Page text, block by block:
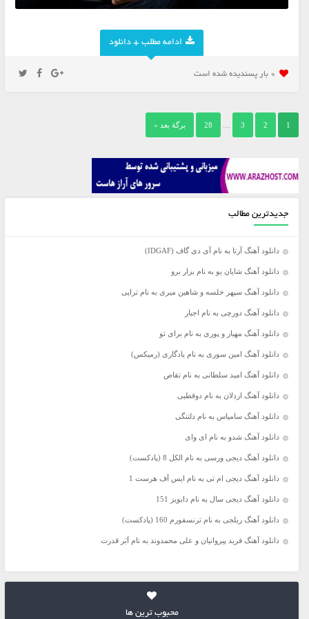
ادامه مطلب + دانلود
0 بار پسنديده شده است
1
2
3
28 برگهٔ بعد »
جدیدترین مطالب
دانلود آهنگ آرتا به نام آی دی گاف (IDGAF)
دانلود آهنگ شایان یو به نام بزار برو
دانلود آهنگ سپهر خلسه و شاهین میری به نام تراپی
دانلود آهنگ دورچی به نام اجبار
دانلود آهنگ مهیار و پوری به نام برای تو
دانلود آهنگ امین سوری به نام یادگاری (رمیکس)
دانلود آهنگ امید سلطانی به نام تقاص
دانلود آهنگ اردلان به نام دوقطبی
دانلود آهنگ سامیاس به نام دلتنگی
دانلود آهنگ شدو به نام ای وای
دانلود آهنگ دیجی ورسی به نام الکل 8 (پادکست)
دانلود آهنگ دیجی ام تی به نام ایس آف هرست 1
دانلود آهنگ دیجی سال به نام دابویز 151
دانلود آهنگ ریلجی به نام ترنسفورم 160 (پادکست)
دانلود آهنگ فرید پیروانیان و علی محمدوند به نام اَبَر قدرت
محبوب ترین ها